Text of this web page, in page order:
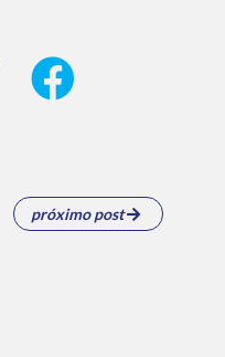
próximo post